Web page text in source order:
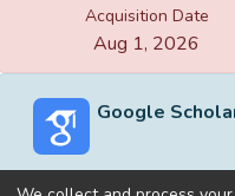
Acquisition Date
Aug 1, 2026
Google